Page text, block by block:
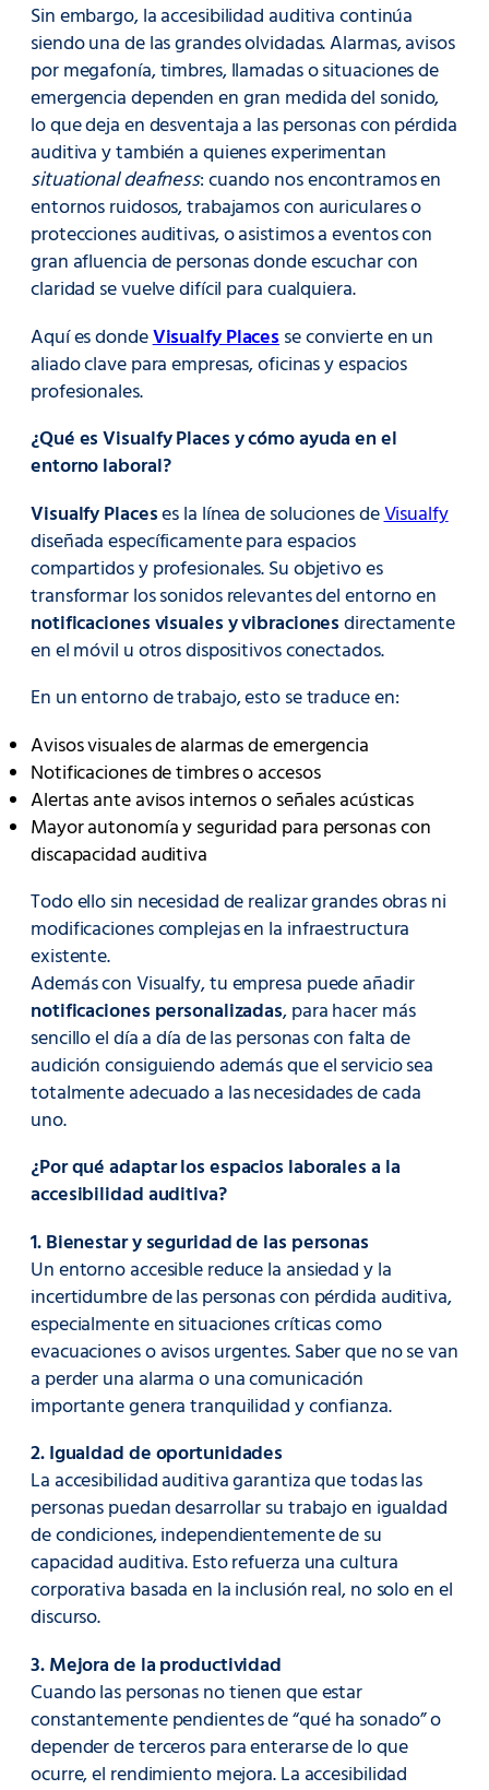
Sin embargo, la accesibilidad auditiva continúa
siendo una de las grandes olvidadas. Alarmas, avisos
por megafonía, timbres, llamadas o situaciones de
emergencia dependen en gran medida del sonido,
lo que deja en desventaja a las personas con pérdida
auditiva y también a quienes experimentan
situational deafness: cuando nos encontramos en
entornos ruidosos, trabajamos con auriculares o
protecciones auditivas, o asistimos a eventos con
gran afluencia de personas donde escuchar con
claridad se vuelve difícil para cualquiera.
Aquí es dondeVisualfy Placesse convierte en un
aliado clave para empresas, oficinas y espacios
profesionales.
¿Qué es Visualfy Places y cómo ayuda en el
entorno laboral?
Visualfy Placeses la línea de soluciones deVisualfy
diseñada específicamente para espacios
compartidos y profesionales. Su objetivo es
transformar los sonidos relevantes del entorno en
notificaciones visuales y vibracionesdirectamente
en el móvil u otros dispositivos conectados.
En un entorno de trabajo, esto se traduce en:
Avisos visuales de alarmas de emergencia
Notificaciones de timbres o accesos
Alertas ante avisos internos o señales acústicas
Mayor autonomía y seguridad para personas con
discapacidad auditiva
Todo ello sin necesidad de realizar grandes obras ni
modificaciones complejas en la infraestructura
existente.
Además con Visualfy, tu empresa puede añadir
notificaciones personalizadas, para hacer más
sencillo el día a día de las personas con falta de
audición consiguiendo además que el servicio sea
totalmente adecuado a las necesidades de cada
uno.
¿Por qué adaptar los espacios laborales a la
accesibilidad auditiva?
1. Bienestar y seguridad de las personas
Un entorno accesible reduce la ansiedad y la
incertidumbre de las personas con pérdida auditiva,
especialmente en situaciones críticas como
evacuaciones o avisos urgentes. Saber que no se van
a perder una alarma o una comunicación
importante genera tranquilidad y confianza.
2. Igualdad de oportunidades
La accesibilidad auditiva garantiza que todas las
personas puedan desarrollar su trabajo en igualdad
de condiciones, independientemente de su
capacidad auditiva. Esto refuerza una cultura
corporativa basada en la inclusión real, no solo en el
discurso.
3. Mejora de la productividad
Cuando las personas no tienen que estar
constantemente pendientes de “qué ha sonado” o
depender de terceros para enterarse de lo que
ocurre, el rendimiento mejora. La accesibilidad